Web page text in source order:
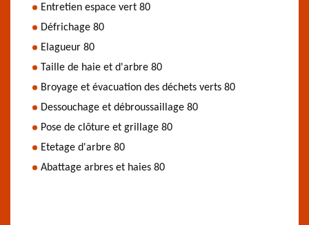
Entretien espace vert 80
Défrichage 80
Elagueur 80
Taille de haie et d'arbre 80
Broyage et évacuation des déchets verts 80
Dessouchage et débroussaillage 80
Pose de clôture et grillage 80
Etetage d'arbre 80
Abattage arbres et haies 80